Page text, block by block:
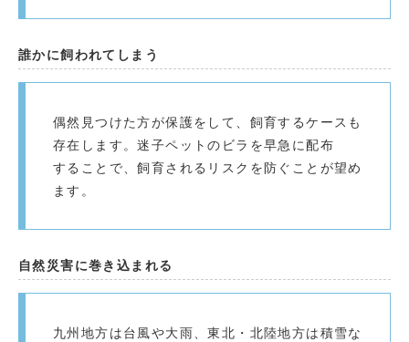
誰かに飼われてしまう
偶然見つけた方が保護をして、飼育するケースも
存在します。迷子ペットのビラを早急に配布
することで、飼育されるリスクを防ぐことが望め
ます。
自然災害に巻き込まれる
九州地方は台風や大雨、東北・北陸地方は積雪な